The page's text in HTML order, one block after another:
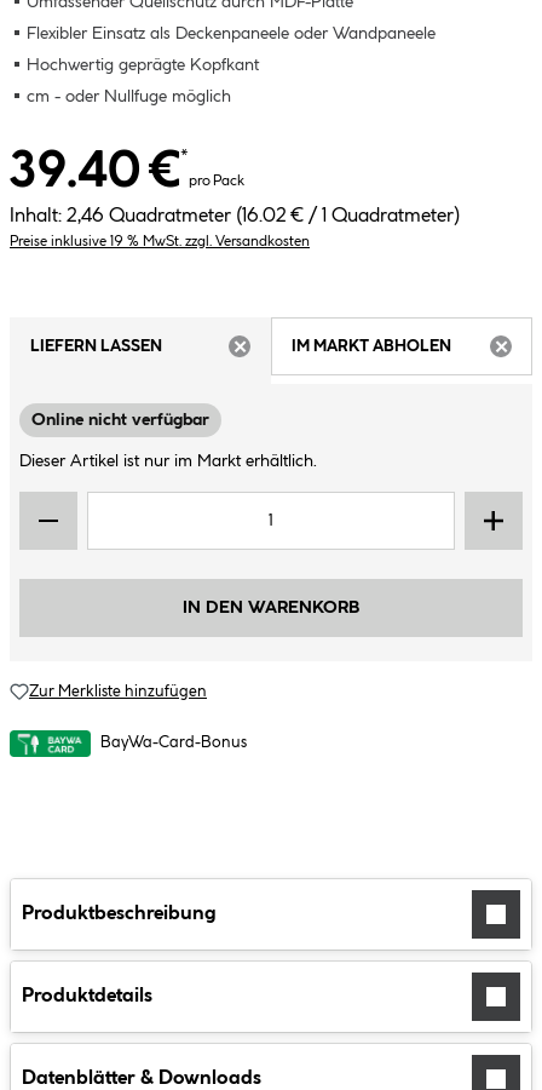
Flexibler Einsatz als Deckenpaneele oder Wandpaneele
Hochwertig geprägte Kopfkant
cm - oder Nullfuge möglich
39.40 €*
pro Pack
Inhalt: 2,46 Quadratmeter (16.02 € / 1 Quadratmeter)
Preise inklusive 19 % MwSt. zzgl. Versandkosten
LIEFERN LASSEN
IM MARKT ABHOLEN
Online nicht verfügbar
Dieser Artikel ist nur im Markt erhältlich.
IN DEN WARENKORB
Zur Merkliste hinzufügen
BayWa-Card-Bonus
Produktbeschreibung
Produktdetails
Datenblätter & Downloads